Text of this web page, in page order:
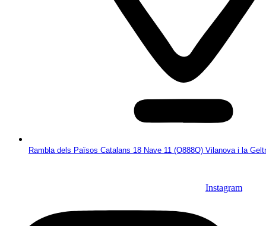
Rambla dels Països Catalans 18 Nave 11 (O888O) Vilanova i la
Instagram